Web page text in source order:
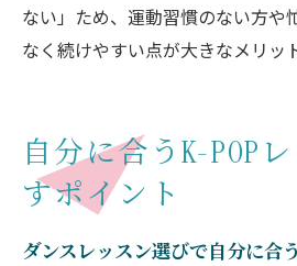
ない」ため、運動習慣のない方や
なく続けやすい点が大きなメリッ
自分に合うK-POP
すポイント
ダンスレッスン選びで自分に合